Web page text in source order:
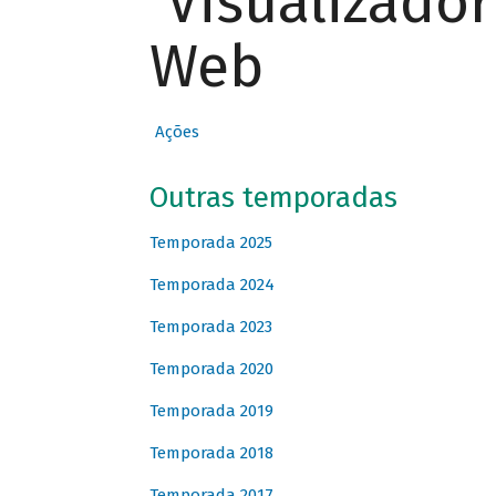
Web
Ações
Outras temporadas
Temporada 2025
Temporada 2024
Temporada 2023
Temporada 2020
Temporada 2019
Temporada 2018